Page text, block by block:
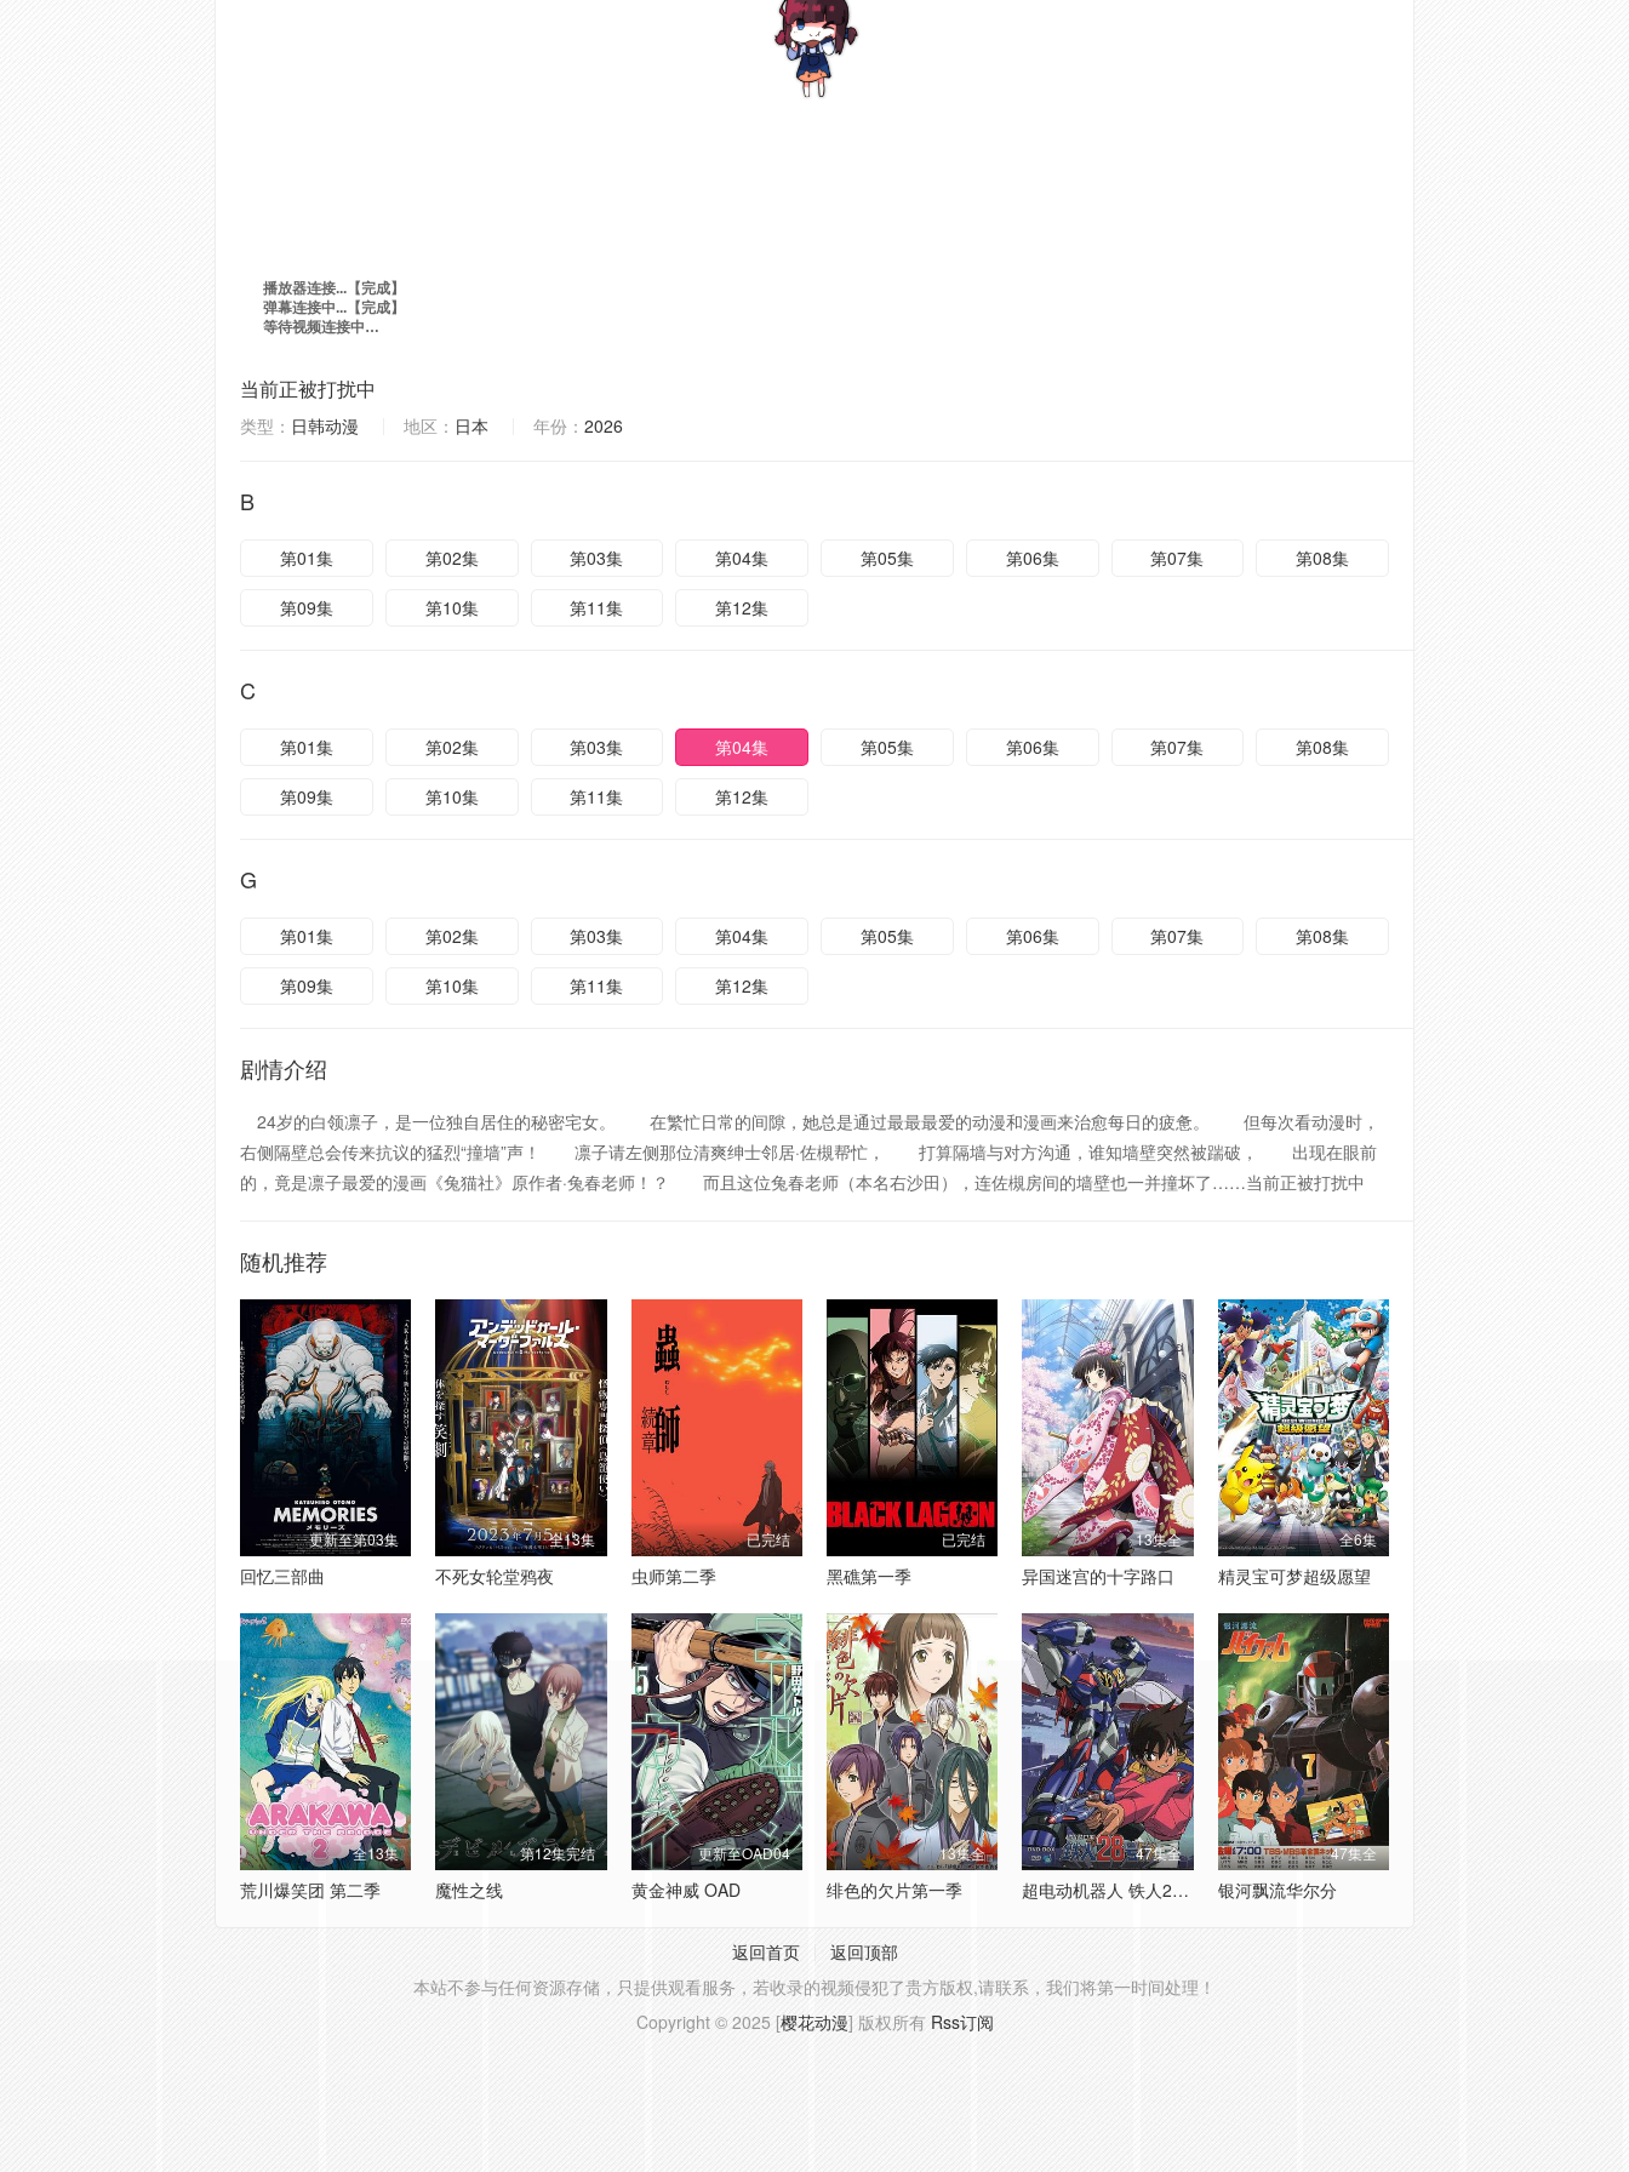
当前正被打扰中
类型： 日韩动漫 地区： 日本 年份： 2026
B
第01集 第02集 第03集 第04集 第05集 第06集 第07集 第08集
第09集 第10集 第11集 第12集
C
第01集 第02集 第03集 第04集 第05集 第06集 第07集 第08集
第09集 第10集 第11集 第12集
G
第01集 第02集 第03集 第04集 第05集 第06集 第07集 第08集
第09集 第10集 第11集 第12集
剧情介绍
24岁的白领凛子，是一位独自居住的秘密宅女。 在繁忙日常的间隙，她总是通过最最最爱的动漫和漫画来治愈每日的疲惫。 但每次看动漫时，
右侧隔壁总会传来抗议的猛烈“撞墙”声！ 凛子请左侧那位清爽绅士邻居·佐槻帮忙， 打算隔墙与对方沟通，谁知墙壁突然被踹破， 出现在眼前
的，竟是凛子最爱的漫画《兔猫社》原作者·兔春老师！？ 而且这位兔春老师（本名右沙田），连佐槻房间的墙壁也一并撞坏了……当前正被打扰中
随机推荐
更新至第03集
回忆三部曲
全13集
不死女轮堂鸦夜
已完结
虫师第二季
已完结
黑礁第一季
13集全
异国迷宫的十字路口
全6集
精灵宝可梦超级愿望
全13集
荒川爆笑团 第二季
第12集完结
魔性之线
更新至OAD04
黄金神威 OAD
13集全
绯色的欠片第一季
47集全
超电动机器人 铁人28号FX
47集全
银河飘流华尔分
返回首页
返回顶部
本站不参与任何资源存储，只提供观看服务，若收录的视频侵犯了贵方版权,请联系，我们将第一时间处理！
Copyright © 2025 [樱花动漫] 版权所有 Rss订阅